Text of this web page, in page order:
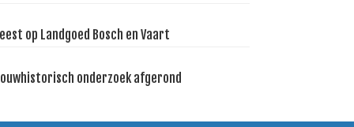
op Landgoed Bosch en Vaart
onderzoek afgerond